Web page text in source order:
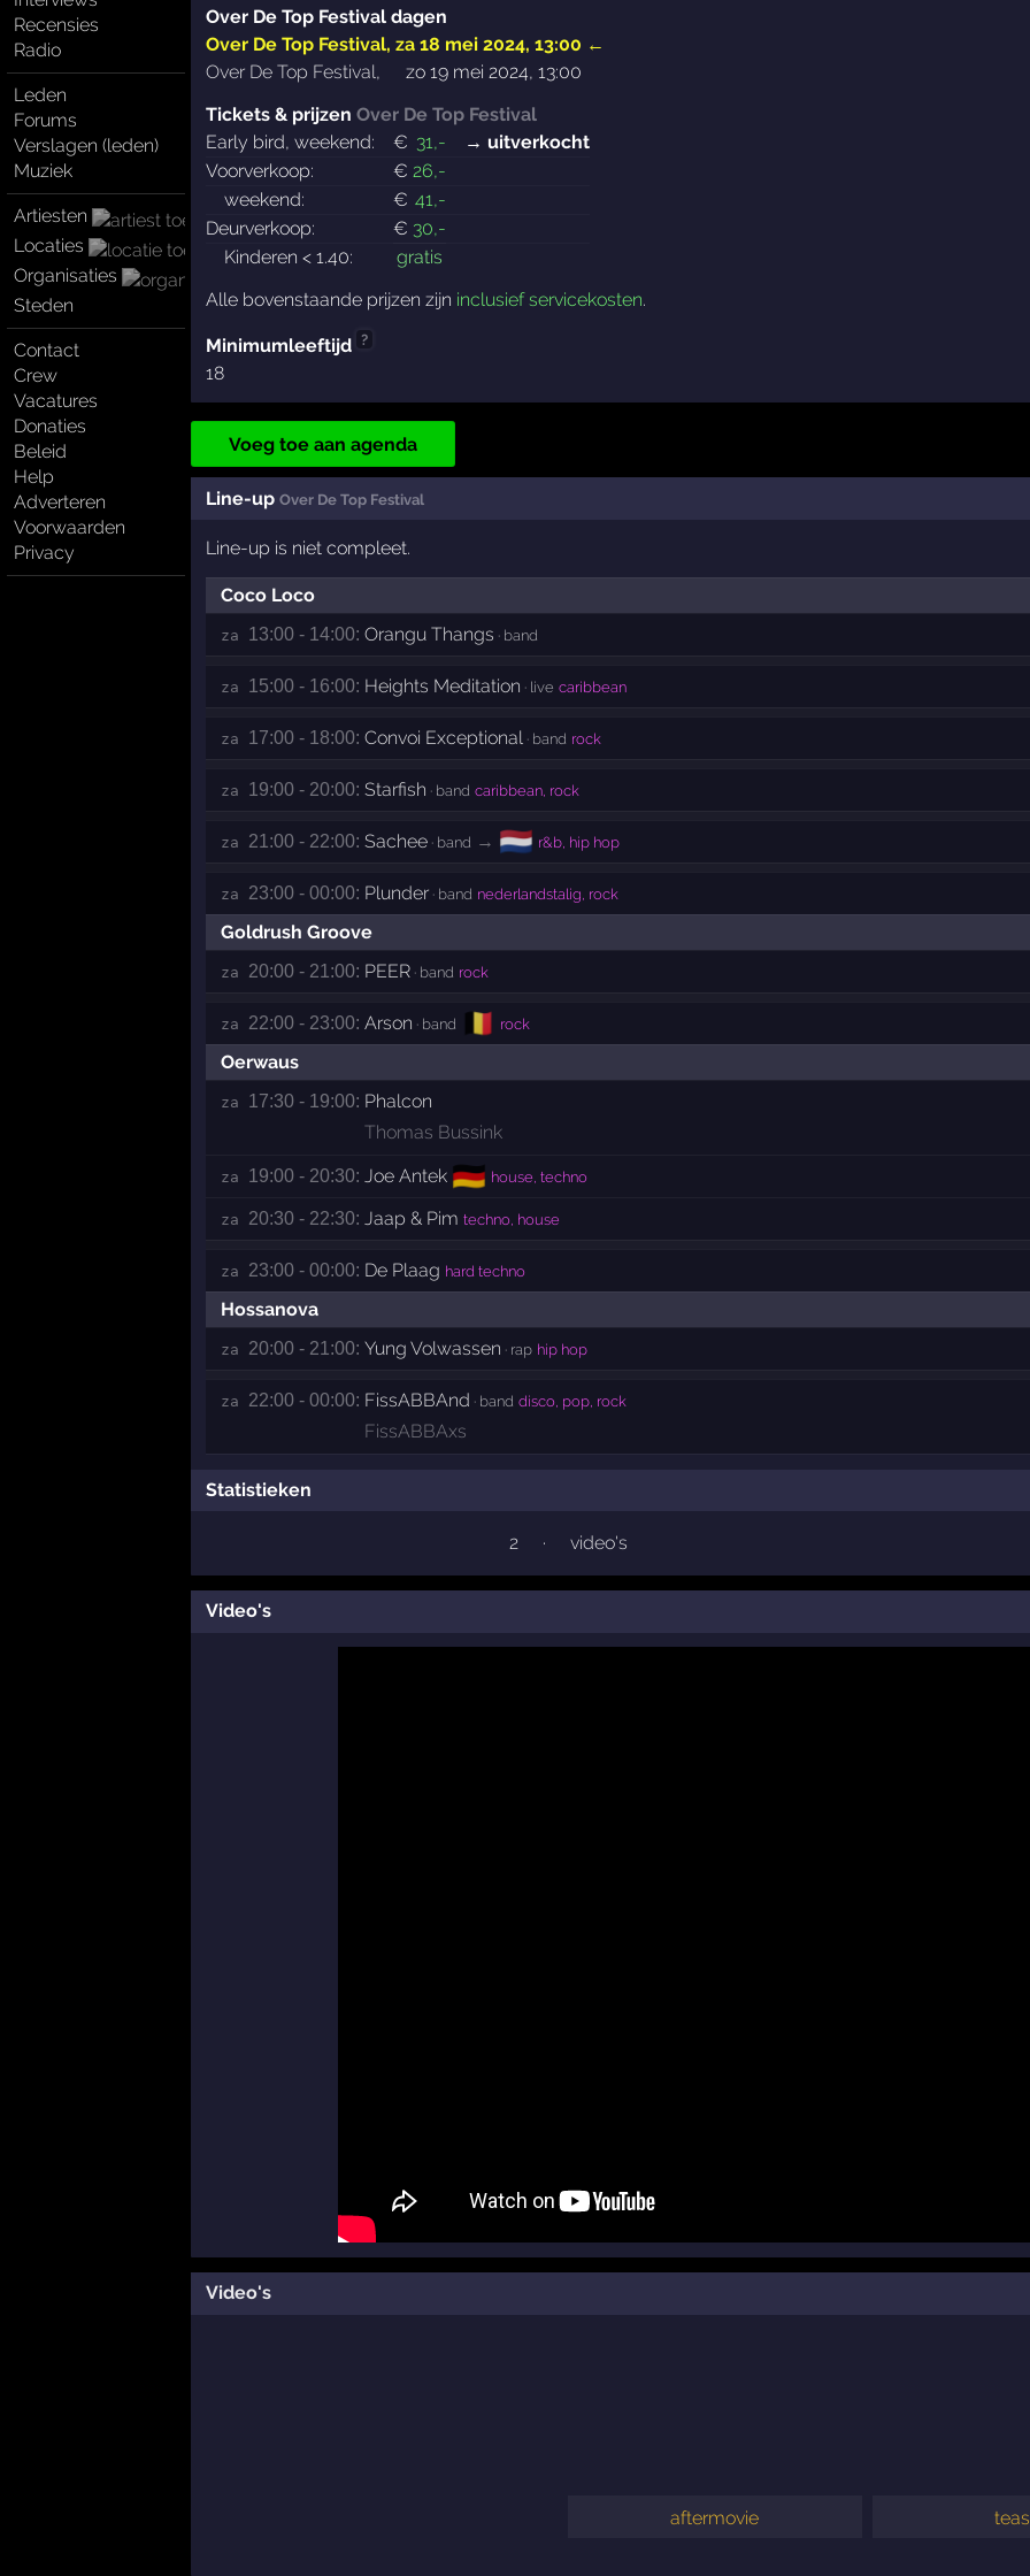
Recensies
Radio
Leden
Forums
Verslagen (leden)
Muziek
Artiesten
Locaties
Organisaties
Steden
Contact
Crew
Vacatures
Donaties
Beleid
Help
Adverteren
Voorwaarden
Privacy
Over De Top Festival dagen
Over De Top Festival, za 18 mei 2024, 13:00 ←
Over De Top Festival,
zo 19 mei 2024, 13:00
Tickets & prijzen Over De Top Festival
Early bird, weekend:
€ 31,-
→ uitverkocht
Voorverkoop:
€ 26,-
weekend:
€ 41,-
Deurverkoop:
€ 30,-
Kinderen < 1.40:
gratis
Alle bovenstaande prijzen zijn inclusief servicekosten.
Minimumleeftijd ?
18
Voeg toe aan agenda
Line-up Over De Top Festival
Line-up is niet compleet.
Coco Loco
za 13:00 - 14:00: Orangu Thangs · band
za 15:00 - 16:00: Heights Meditation · live caribbean
za 17:00 - 18:00: Convoi Exceptional· band rock
za 19:00 - 20:00: Starfish · band caribbean, rock
za 21:00 - 22:00: Sachee· band → 🇳🇱 r&b, hip hop
za 23:00 - 00:00: Plunder· band nederlandstalig, rock
Goldrush Groove
za 20:00 - 21:00: PEER· band rock
za 22:00 - 23:00: Arson · band 🇧🇪 rock
Oerwaus
za 17:30 - 19:00: Phalcon
Thomas Bussink
za 19:00 - 20:30: Joe Antek 🇩🇪 house, techno
za 20:30 - 22:30: Jaap & Pim techno, house
za 23:00 - 00:00: De Plaag hard techno
Hossanova
za 20:00 - 21:00: Yung Volwassen · rap hip hop
za 22:00 - 00:00: FissABBAnd · band disco, pop, rock
FissABBAxs
Statistieken
2 · video's
Video's
Video's
aftermovie